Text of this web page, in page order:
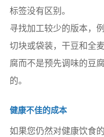
标签没有区别。
寻找加工较少的版本，
切块或袋装，干豆和全
腐而不是预先调味的豆
的。
健康不佳的成本
如果您仍然对健康饮食